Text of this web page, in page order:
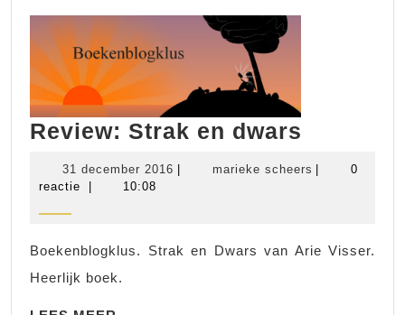
Review: Strak en dwars
en
31 december 2016 31
marieke scheers marieke
0
reactie
10:08
Boekenblogklus. Strak en Dwars van Arie Visser.
Heerlijk boek.